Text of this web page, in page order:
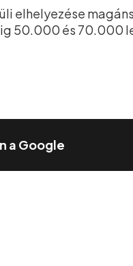
elhelyezése
50.000 és 70.000
a Google